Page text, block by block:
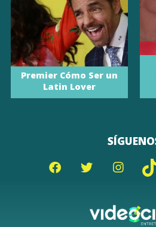
Premier Cómo Ser un
Latin Lover